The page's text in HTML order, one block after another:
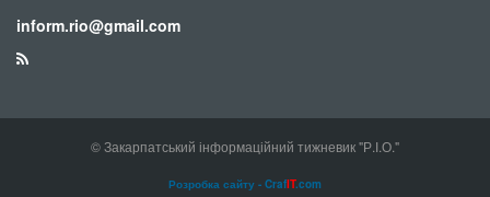
inform.rio@gmail.com
© Закарпатський інформаційний тижневик "Р.І.О."
Розробка сайту - CrafIT.com